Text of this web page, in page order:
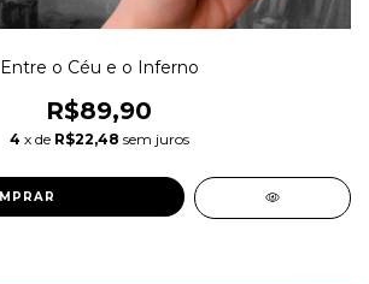
Entre o Céu e o Inferno
R$89,90
4 x de R$22,48 sem juros